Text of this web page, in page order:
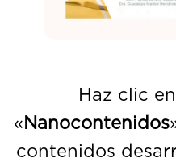
Haz clic
«Nanocontenidos
contenidos